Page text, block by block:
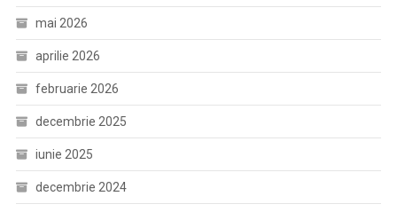
mai 2026
aprilie 2026
februarie 2026
decembrie 2025
iunie 2025
decembrie 2024